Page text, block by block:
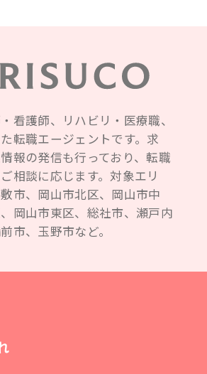
看護師、リハビリ・医療職、
転職エージェントです。求
報の発信も行っており、転職
相談に応じます。対象エリ
市、岡山市北区、岡山市中
岡山市東区、総社市、瀬戸内
市、玉野市など。